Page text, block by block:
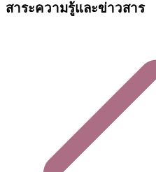
สาระความรู้และข่าวสาร